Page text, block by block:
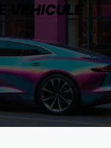
VÉHICULE